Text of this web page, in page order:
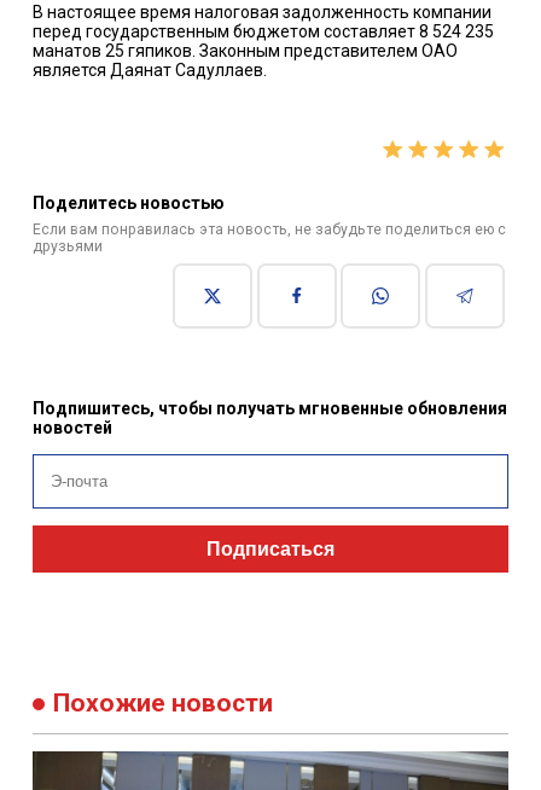
В настоящее время налоговая задолженность компании
перед государственным бюджетом составляет 8 524 235
манатов 25 гяпиков. Законным представителем ОАО
является Даянат Садуллаев.
Поделитесь новостью
Если вам понравилась эта новость, не забудьте поделиться ею с
друзьями
Подпишитесь, чтобы получать мгновенные обновления
новостей
Подписаться
Похожие новости